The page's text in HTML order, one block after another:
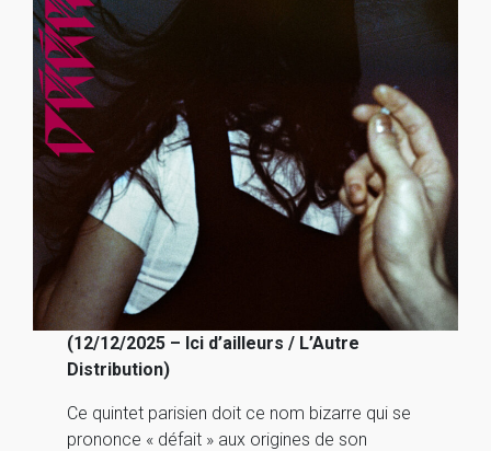
(12/12/2025 – Ici d’ailleurs / L’Autre
Distribution)
Ce quintet parisien doit ce nom bizarre qui se
prononce « défait » aux origines de son